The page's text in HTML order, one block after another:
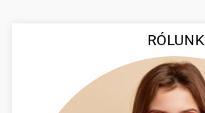
RÓLUNK